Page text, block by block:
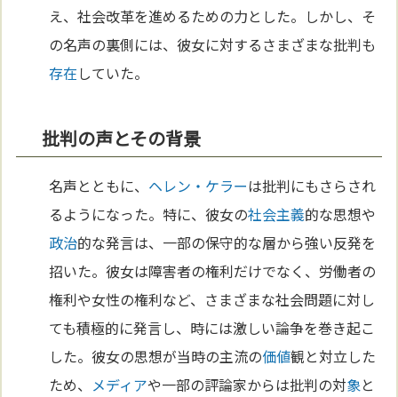
え、社会改革を進めるための力とした。しかし、そ
の名声の裏側には、彼女に対するさまざまな批判も
存在していた。
批判の声とその背景
名声とともに、 ヘレン・ケラーは批判にもさらされ
るようになった。特に、彼女の社会主義的な思想や
政治的な発言は、一部の保守的な層から強い反発を
招いた。彼女は障害者の権利だけでなく、労働者の
権利や女性の権利など、さまざまな社会問題に対し
ても積極的に発言し、時には激しい論争を巻き起こ
した。彼女の思想が当時の主流の価値観と対立した
ため、 メディアや一部の評論家からは批判の対象と